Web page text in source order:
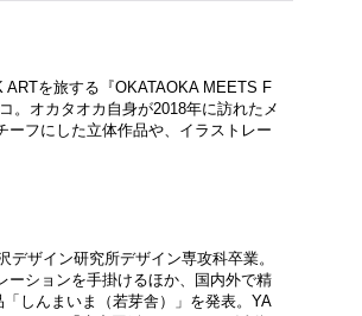
を旅する『OKATAOKA MEETS F
。オカタオカ自身が2018年に訪れたメ
フにした立体作品や、イラストレー
ザイン研究所デザイン専攻科卒業。
ーションを手掛けるほか、国内外で精
しんまいま（若芽舎）」を発表。YA